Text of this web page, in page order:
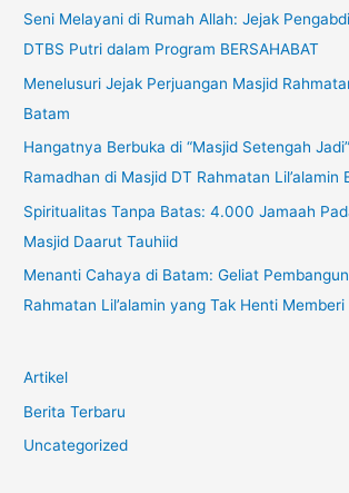
Seni Melayani di Rumah Allah: Jejak
DTBS Putri dalam Program BERSAHABAT
Menelusuri Jejak Perjuangan Masjid
Batam
Hangatnya Berbuka di “Masjid Setengah
Ramadhan di Masjid DT Rahmatan Lil’alamin
Spiritualitas Tanpa Batas: 4.000 Jamaah
Masjid Daarut Tauhiid
Menanti Cahaya di Batam: Geliat
Rahmatan Lil’alamin yang Tak Henti
Artikel
Berita Terbaru
Uncategorized